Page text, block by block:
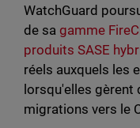
WatchGuard
de sa gamme
produits SASE
réels auxquels les
lorsqu'elles
migrations vers le